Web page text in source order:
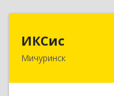
ИКСис
Мичуринск